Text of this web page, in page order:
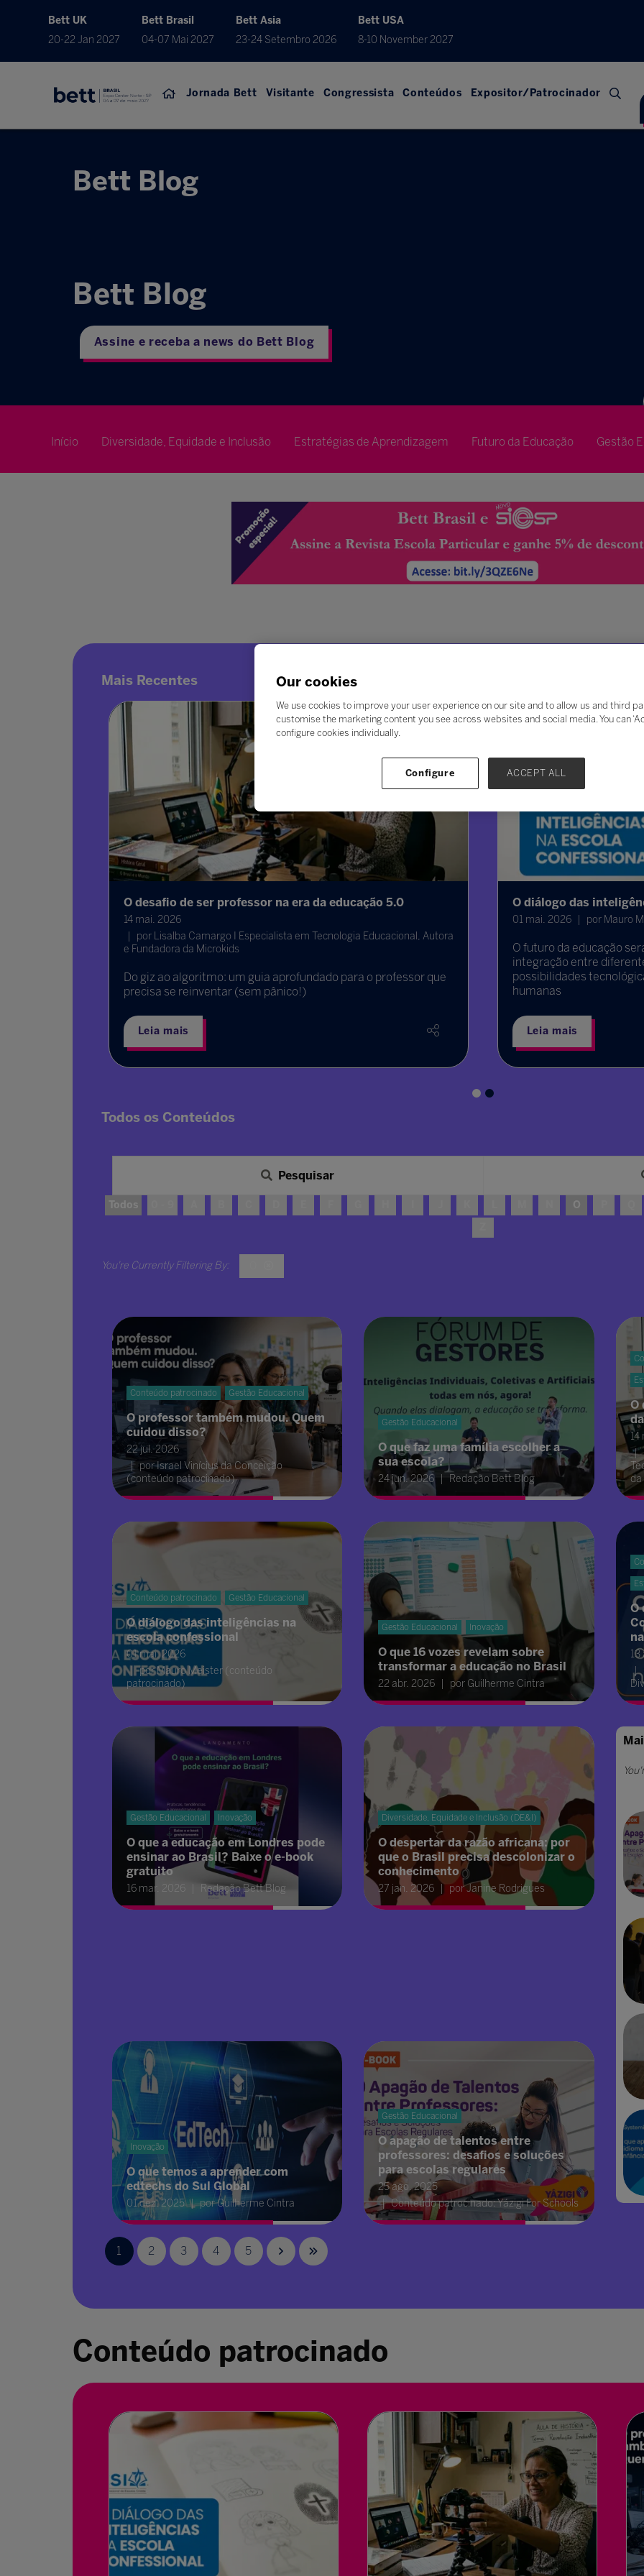
Bett UK
20-22 Jan 2027
Bett Brasil
04-07 Mai 2027
Bett Asia
23-24 Setembro 2026
Bett USA
8-10 November 2027
Jornada Bett Visitante Congressista Conteúdos Expositor/Patrocinador
Bett Blog
Bett Blog
Assine e receba a news do Bett Blog
Início Diversidade, Equidade e Inclusão Estratégias de Aprendizagem Futuro da Educação Gestão
Mais Recentes
O desafio de ser professor na era da educação 5.0
14 mai. 2026
por Lisalba Camargo I Especialista em Tecnologia Educacional, Autora
e Fundadora da Microkids
Do giz ao algoritmo: um guia aprofundado para o professor que
precisa se reinventar (sem pânico!)
Leia mais
O diálogo das
01 mai. 2026 por Mauro
O futuro da educação
integração entre
possibilidades
humanas
Leia mais
Todos os Conteúdos
Pesquisar
Todos O
Conteúdo patrocinado Gestão Educacional
O professor também mudou. Quem
cuidou disso?
22 jul. 2026
por Israel Vinícius da Conceição
(conteúdo patrocinado)
Gestão Educacional
O que faz uma família escolher a
sua escola?
24 jun. 2026 Redação Bett Blog
O
14
da
Conteúdo patrocinado Gestão Educacional
O diálogo das inteligências na
escola confessional
01 mai. 2026
por Mauro Meister (conteúdo
patrocinado)
Gestão Educacional Inovação
O que 16 vozes revelam sobre
transformar a educação no Brasil
22 abr. 2026 por Guilherme Cintra
O
13
Gestão Educacional Inovação
O que a educação em Londres pode
ensinar ao Brasil? Baixe o e-book
gratuito
16 mar. 2026 Redação Bett Blog
Diversidade, Equidade e Inclusão (DE&I)
O despertar da razão africana: por
que o Brasil precisa descolonizar o
conhecimento
27 jan. 2026 por Janine Rodrigues
Inovação
O que temos a aprender com
edtechs do Sul Global
01 dez. 2025 por Guilherme Cintra
Gestão Educacional
O apagão de talentos entre
professores: desafios e soluções
para escolas regulares
25 ago. 2025
Conteúdo patrocinado: Yázigi For Schools
1 2 3 4 5
Conteúdo patrocinado
Our cookies
We use cookies to improve your user experience on our site and to allow us and third
customise the marketing content you see across websites and social media. You can
configure cookies individually.
Configure ACCEPT ALL